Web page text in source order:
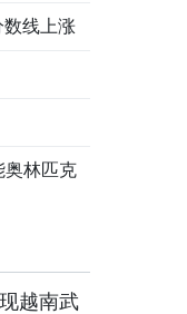
线上涨
奥林匹克
越南武